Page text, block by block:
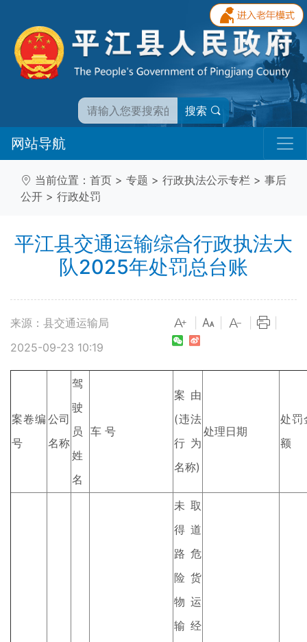
搜索
网站导航
当前位置： 首页 > 专题 > 行政执法公示专栏 > 事后
公开 > 行政处罚
平江县交通运输综合行政执法大
队2025年处罚总台账
来源：县交通运输局
2025-09-23 10:19
案卷编
号
公司
名称
驾
驶
员
姓
名
车 号
案由
(违法
行为
名称)
处理日期
处罚
额
未取
得道
路危
险货
物运
输经